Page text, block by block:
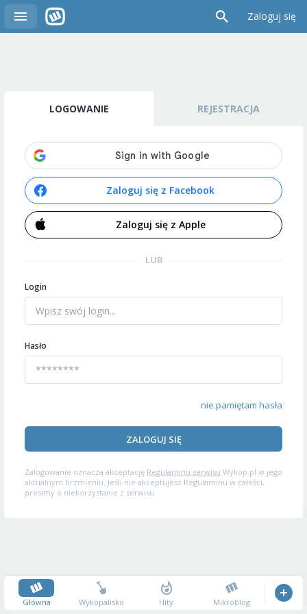
Zaloguj się
LOGOWANIE REJESTRACJA
Zaloguj się z Facebook
Zaloguj się z Apple
LUB
Login
Hasło
nie pamiętam hasła
ZALOGUJ SIĘ
Zalogowanie oznacza akceptację Regulaminu serwisu Wykop.pl w jego
aktualnym brzmieniu. Jeśli nie akceptujesz Regulaminu w całości,
prosimy o niekorzystanie z serwisu.
Główna Wykopalisko Hity Mikroblog